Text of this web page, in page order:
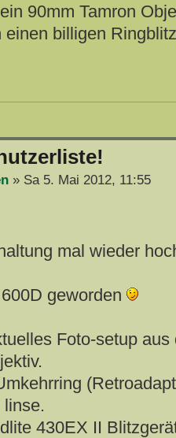
90mm Tamron
billigen
» Sa 5. Mai 2012, 11:55
mal wieder
geworden
Foto-setup
430EX II